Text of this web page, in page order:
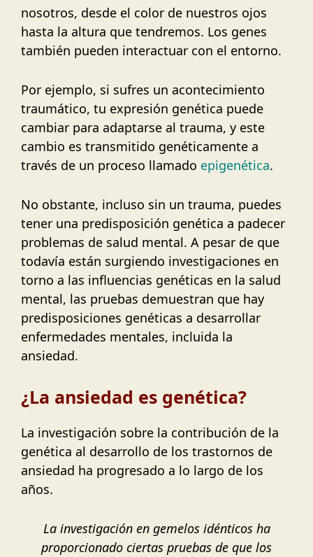
nosotros, desde el color de nuestros ojos
hasta la altura que tendremos. Los genes
también pueden interactuar con el entorno.
Por ejemplo, si sufres un acontecimiento
traumático, tu expresión genética puede
cambiar para adaptarse al trauma, y este
cambio es transmitido genéticamente a
través de un proceso llamado epigenética.
No obstante, incluso sin un trauma, puedes
tener una predisposición genética a padecer
problemas de salud mental. A pesar de que
todavía están surgiendo investigaciones en
torno a las influencias genéticas en la salud
mental, las pruebas demuestran que hay
predisposiciones genéticas a desarrollar
enfermedades mentales, incluida la
ansiedad.
¿La ansiedad es genética?
La investigación sobre la contribución de la
genética al desarrollo de los trastornos de
ansiedad ha progresado a lo largo de los
años.
La investigación en gemelos idénticos ha
proporcionado ciertas pruebas de que los